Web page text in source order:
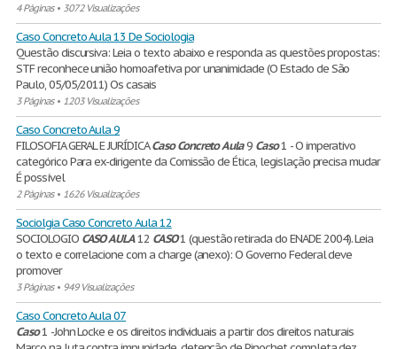
4 Páginas• 3072 Visualizações
Caso Concreto Aula 13 De Sociologia
Questão discursiva: Leia o texto abaixo e responda as questões propostas:
STF reconhece união homoafetiva por unanimidade (O Estado de São
Paulo, 05/05/2011) Os casais
3 Páginas• 1203 Visualizações
Caso Concreto Aula 9
FILOSOFIA GERAL E JURÍDICACaso ConcretoAula9 Caso1 - O imperativo
categórico Para ex-dirigente da Comissão de Ética, legislação precisa mudar
É possível
2 Páginas• 1626 Visualizações
Sociolgia Caso Concreto Aula 12
SOCIOLOGIO CASOAULA12 CASO1 (questão retirada do ENADE 2004). Leia
o texto e correlacione com a charge (anexo): O Governo Federal deve
promover
3 Páginas• 949 Visualizações
Caso Concreto Aula 07
Caso1 -John Locke e os direitos individuais a partir dos direitos naturais